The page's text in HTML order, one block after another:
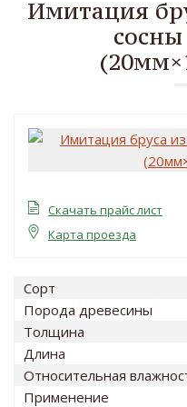
Имитация
сосны
Скачать прайс лист
Карта проезда
Сорт
Порода древесины
Толщина
Длина
Относительная
Применение